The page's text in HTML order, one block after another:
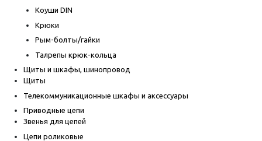
Коуши DIN
Крюки
Рым-болты/гайки
Талрепы крюк-кольца
Щиты и шкафы, шинопровод
Щиты
Телекоммуникационные шкафы и аксессуары
Приводные цепи
Звенья для цепей
Цепи роликовые